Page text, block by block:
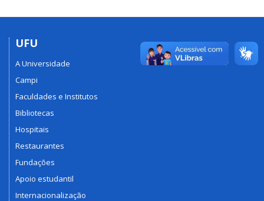
UFU
A Universidade
Campi
Faculdades e Institutos
Bibliotecas
Hospitais
Restaurantes
Fundações
Apoio estudantil
Internacionalização